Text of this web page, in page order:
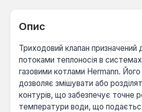
Опис
Триходовий клапан призначений
потоками теплоносія в
газовими котлами Hermann. Його
дозволяє змішувати або
контурів, що забезпечує точне
температури води, що